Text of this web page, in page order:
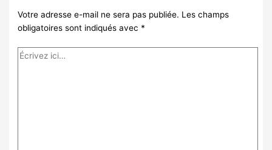
Votre adresse e-mail ne sera pas publiée. Les champs
obligatoires sont indiqués avec *
Écrivez